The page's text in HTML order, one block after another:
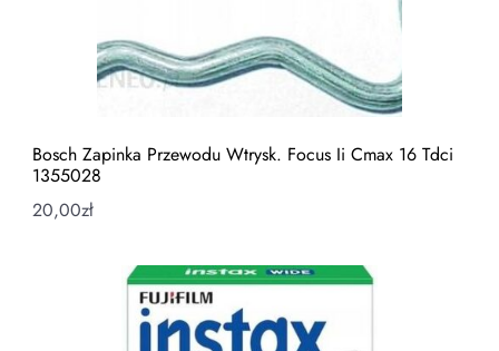
Bosch Zapinka Przewodu Wtrysk. Focus Ii Cmax 16 Tdci
1355028
20,00zł